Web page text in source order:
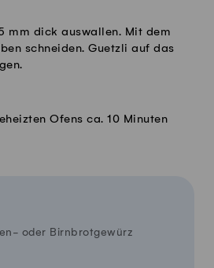
mm dick auswallen. Mit dem
schneiden. Guetzli auf das
Ofens ca. 10 Minuten
oder Birnbrotgewürz